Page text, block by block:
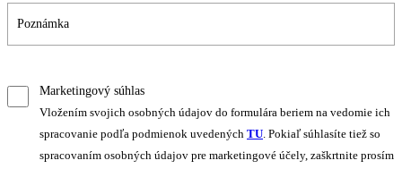
Marketingový súhlas
Vložením svojich osobných údajov do formulára beriem na vedomie ich
spracovanie podľa podmienok uvedených TU. Pokiaľ súhlasíte tiež so
spracovaním osobných údajov pre marketingové účely, zaškrtnite prosím